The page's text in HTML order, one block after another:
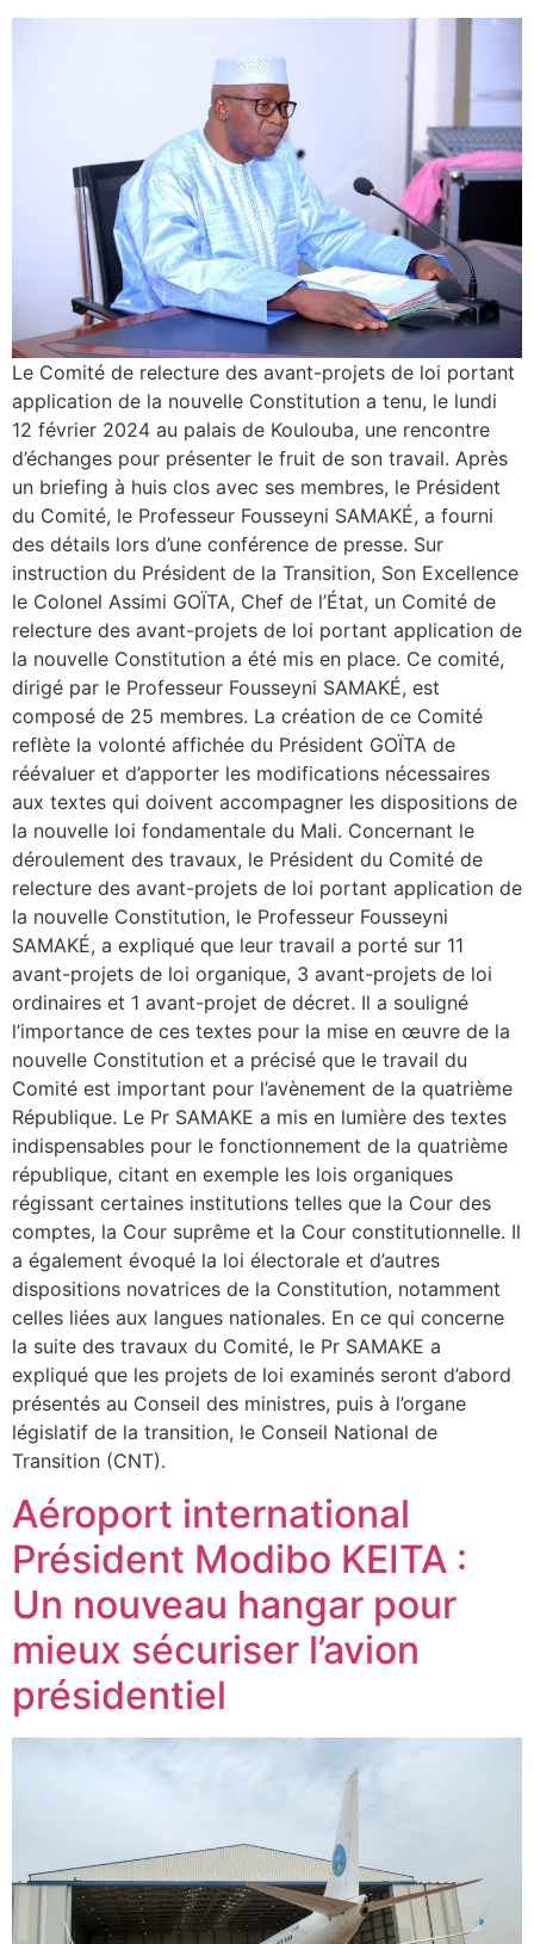
Le Comité de relecture des avant-projets de loi portant
application de la nouvelle Constitution a tenu, le lundi
12 février 2024 au palais de Koulouba, une rencontre
d’échanges pour présenter le fruit de son travail. Après
un briefing à huis clos avec ses membres, le Président
du Comité, le Professeur Fousseyni SAMAKÉ, a fourni
des détails lors d’une conférence de presse. Sur
instruction du Président de la Transition, Son Excellence
le Colonel Assimi GOÏTA, Chef de l’État, un Comité de
relecture des avant-projets de loi portant application de
la nouvelle Constitution a été mis en place. Ce comité,
dirigé par le Professeur Fousseyni SAMAKÉ, est
composé de 25 membres. La création de ce Comité
reflète la volonté affichée du Président GOÏTA de
réévaluer et d’apporter les modifications nécessaires
aux textes qui doivent accompagner les dispositions de
la nouvelle loi fondamentale du Mali. Concernant le
déroulement des travaux, le Président du Comité de
relecture des avant-projets de loi portant application de
la nouvelle Constitution, le Professeur Fousseyni
SAMAKÉ, a expliqué que leur travail a porté sur 11
avant-projets de loi organique, 3 avant-projets de loi
ordinaires et 1 avant-projet de décret. Il a souligné
l’importance de ces textes pour la mise en œuvre de la
nouvelle Constitution et a précisé que le travail du
Comité est important pour l’avènement de la quatrième
République. Le Pr SAMAKE a mis en lumière des textes
indispensables pour le fonctionnement de la quatrième
république, citant en exemple les lois organiques
régissant certaines institutions telles que la Cour des
comptes, la Cour suprême et la Cour constitutionnelle. Il
a également évoqué la loi électorale et d’autres
dispositions novatrices de la Constitution, notamment
celles liées aux langues nationales. En ce qui concerne
la suite des travaux du Comité, le Pr SAMAKE a
expliqué que les projets de loi examinés seront d’abord
présentés au Conseil des ministres, puis à l’organe
législatif de la transition, le Conseil National de
Transition (CNT).
Aéroport international
Président Modibo KEITA :
Un nouveau hangar pour
mieux sécuriser l’avion
présidentiel